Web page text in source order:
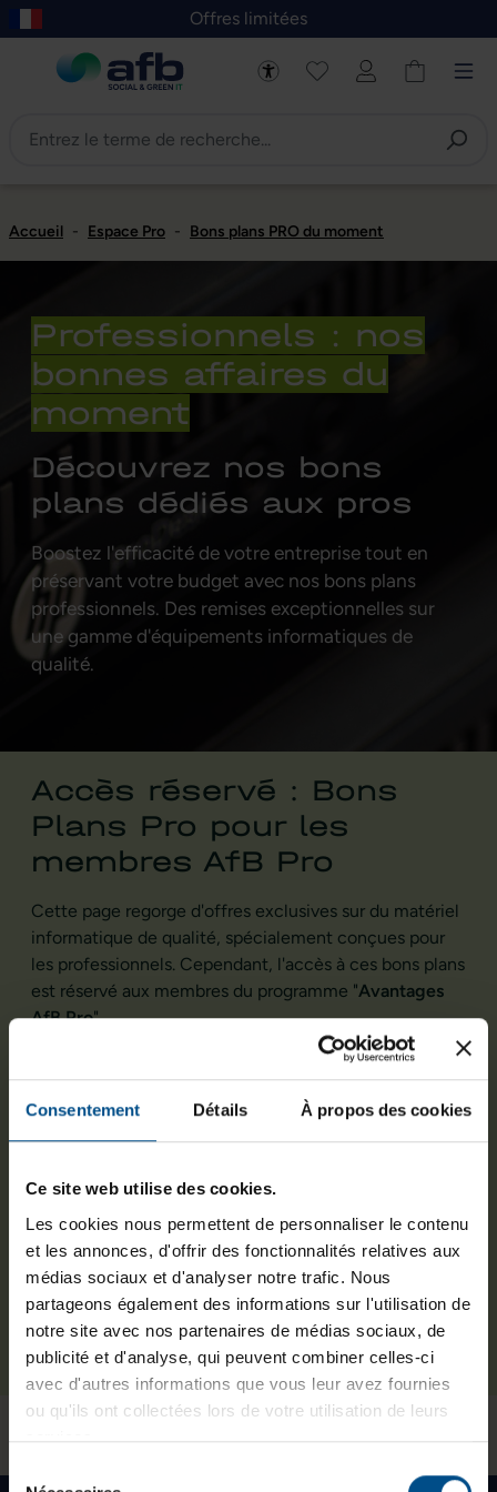
Consentement Détails À propos des cookies
Ce site web utilise des cookies.
Les cookies nous permettent de personnaliser le contenu
et les annonces, d'offrir des fonctionnalités relatives aux
médias sociaux et d'analyser notre trafic. Nous
partageons également des informations sur l'utilisation de
notre site avec nos partenaires de médias sociaux, de
publicité et d'analyse, qui peuvent combiner celles-ci
avec d'autres informations que vous leur avez fournies
ou qu'ils ont collectées lors de votre utilisation de leurs
services.
au contenu principal
Skip to B2B platform navigation
Offres limitées
Accueil - Espace Pro - Bons plans PRO du moment
Professionnels : nos
bonnes affaires du
moment
Découvrez nos bons
plans dédiés aux pros
Boostez l'efficacité de votre entreprise tout en
préservant votre budget avec nos bons plans
professionnels. Des remises exceptionnelles sur
une gamme d'équipements informatiques de
qualité.
Accès réservé : Bons
Plans Pro pour les
membres AfB Pro
Cette page regorge d'offres exclusives sur du matériel
informatique de qualité, spécialement conçues pour
les professionnels. Cependant, l'accès à ces bons plans
est réservé aux membres du programme "Avantages
AfB Pro".
Si vous êtes un professionnel, une entreprise, une
économies sur vos achats informatiques, rejoignez
Avantages AfB Pro dès maintenant. L'inscription est
exclusives et à bien d'autres avantages.
Rejoignez-nous dès aujourd'hui pour profiter
pleinement de ces offres. Cliquez ci-dessous pour
vous inscrire et accéder aux bons plans Pro d'AfB Shop.
Rejoignez Avantages AfB Pro